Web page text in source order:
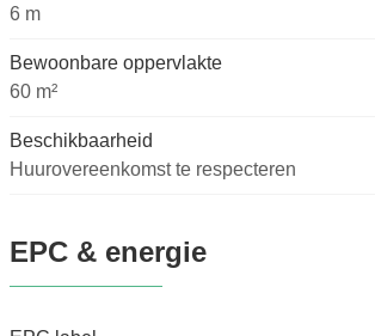
6 m
Bewoonbare oppervlakte
60 m²
Beschikbaarheid
Huurovereenkomst te respecteren
EPC & energie